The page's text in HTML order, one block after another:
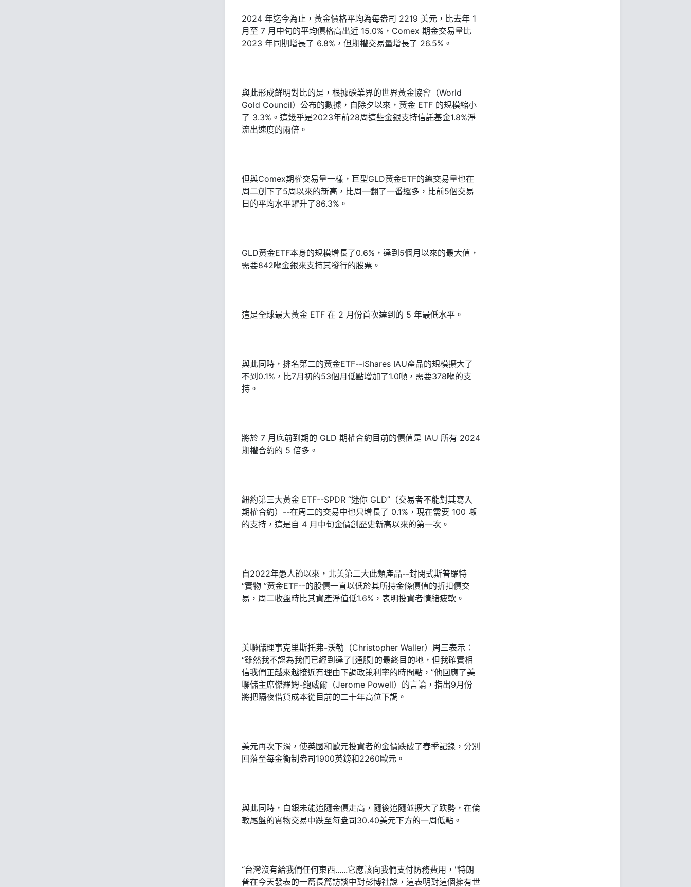
2024 年迄今為止，黃金價格平均為每盎司 2219 美元，比去年 1
月至 7 月中旬的平均價格高出近 15.0%，Comex 期金交易量比
2023 年同期增長了 6.8%，但期權交易量增長了 26.5%。
與此形成鮮明對比的是，根據礦業界的世界黃金協會（World
Gold Council）公布的數據，自除夕以來，黃金 ETF 的規模縮小
了 3.3%。這幾乎是2023年前28周這些金銀支持信託基金1.8%淨
流出速度的兩倍。
但與Comex期權交易量一樣，巨型GLD黃金ETF的總交易量也在
周二創下了5周以來的新高，比周一翻了一番還多，比前5個交易
日的平均水平躍升了86.3%。
GLD黃金ETF本身的規模增長了0.6%，達到5個月以來的最大值，
需要842噸金銀來支持其發行的股票。
這是全球最大黃金 ETF 在 2 月份首次達到的 5 年最低水平。
與此同時，排名第二的黃金ETF--iShares IAU產品的規模擴大了
不到0.1%，比7月初的53個月低點增加了1.0噸，需要378噸的支
持。
將於 7 月底前到期的 GLD 期權合約目前的價值是 IAU 所有 2024
期權合約的 5 倍多。
紐約第三大黃金 ETF--SPDR “迷你 GLD”（交易者不能對其寫入
期權合約）--在周二的交易中也只增長了 0.1%，現在需要 100 噸
的支持，這是自 4 月中旬金價創歷史新高以來的第一次。
自2022年愚人節以來，北美第二大此類產品--封閉式斯普羅特
“實物 ”黃金ETF--的股價一直以低於其所持金條價值的折扣價交
易，周二收盤時比其資產淨值低1.6%，表明投資者情緒疲軟。
美聯儲理事克里斯托弗-沃勒（Christopher Waller）周三表示：
“雖然我不認為我們已經到達了[通脹]的最終目的地，但我確實相
信我們正越來越接近有理由下調政策利率的時間點，”他回應了美
聯儲主席傑羅姆-鮑威爾（Jerome Powell）的言論，指出9月份
將把隔夜借貸成本從目前的二十年高位下調。
美元再次下滑，使英國和歐元投資者的金價跌破了春季記錄，分別
回落至每金衡制盎司1900英鎊和2260歐元。
與此同時，白銀未能追隨金價走高，隨後追隨並擴大了跌勢，在倫
敦尾盤的實物交易中跌至每盎司30.40美元下方的一周低點。
“台灣沒有給我們任何東西......它應該向我們支付防務費用，"特朗
普在今天發表的一篇長篇訪談中對彭博社說，這表明對這個擁有世